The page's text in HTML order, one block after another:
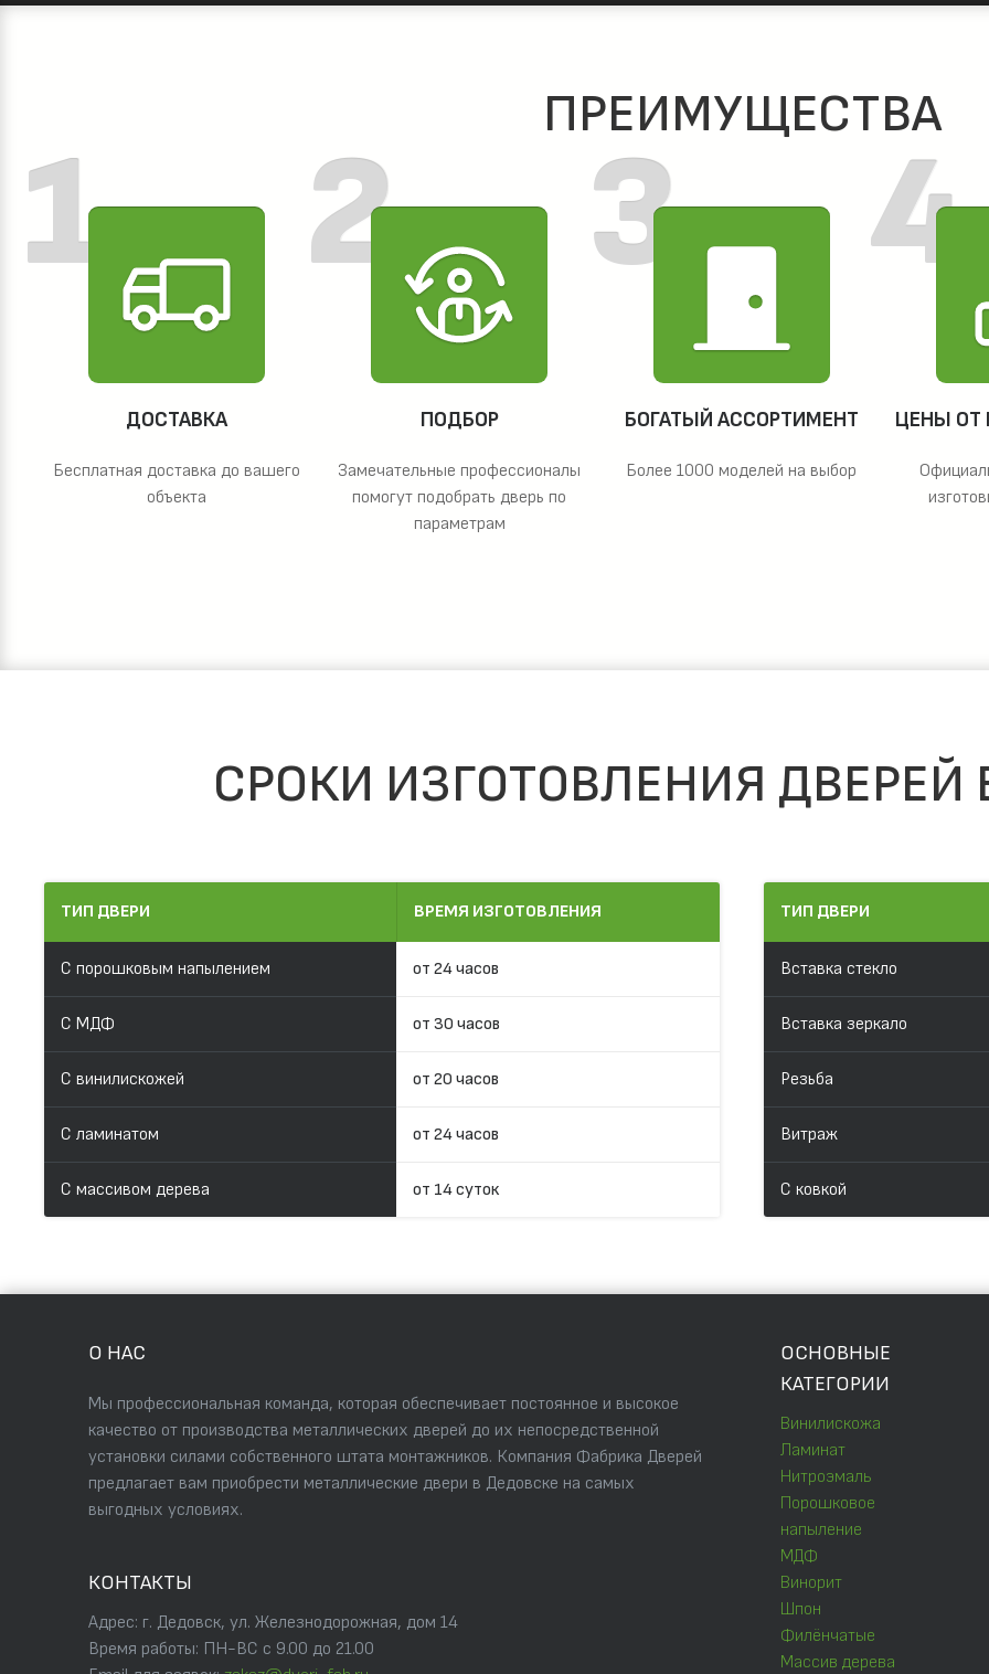
ПРЕИМУЩЕСТВА
ДОСТАВКА
Бесплатная доставка до вашего
объекта
ПОДБОР
Замечательные профессионалы
помогут подобрать дверь по
параметрам
БОГАТЫЙ АССОРТИМЕНТ
Более 1000 моделей на выбор
ЦЕНЫ ОТ
СРОКИ ИЗГОТОВЛЕНИЯ ДВЕРЕЙ
ТИП ДВЕРИ ВРЕМЯ ИЗГОТОВЛЕНИЯ
С порошковым напылением от 24 часов
С МДФ от 30 часов
С винилискожей от 20 часов
С ламинатом от 24 часов
С массивом дерева от 14 суток
ТИП ДВЕРИ
Вставка стекло
Вставка зеркало
Резьба
Витраж
С ковкой
О НАС
Мы профессиональная команда, которая обеспечивает постоянное и высокое
качество от производства металлических дверей до их непосредственной
установки силами собственного штата монтажников. Компания Фабрика Дверей
предлагает вам приобрести металлические двери в Дедовске на самых
выгодных условиях.
КОНТАКТЫ
Адрес: г. Дедовск, ул. Железнодорожная, дом 14
Время работы: ПН-ВС с 9.00 до 21.00
ОСНОВНЫЕ
КАТЕГОРИИ
Винилискожа
Ламинат
Нитроэмаль
Порошковое
напыление
МДФ
Винорит
Шпон
Филёнчатые
Массив дерева